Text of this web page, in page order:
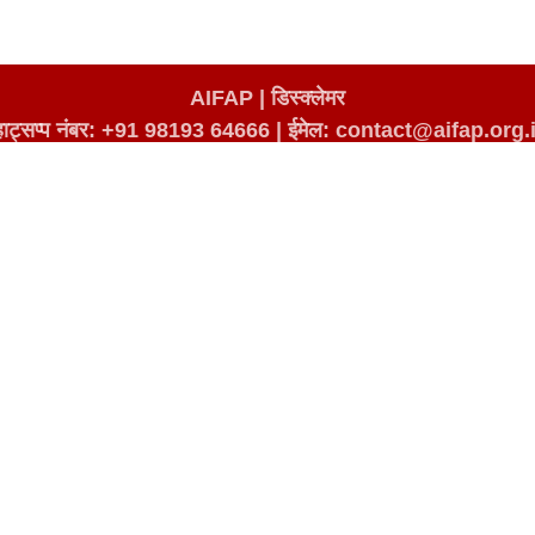
AIFAP |डिस्क्लेमर
नंबर: +91 98193 64666|ईमेल: